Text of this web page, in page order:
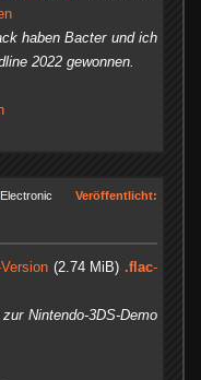
haben Bacter und ich
2022 gewonnen.
Electronic
Veröffentlicht:
(2.74 MiB).flac-
Nintendo-3DS-Demo